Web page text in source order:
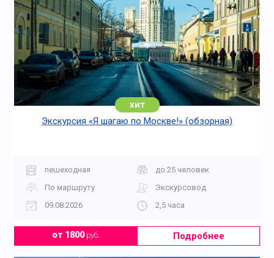
хит
Экскурсия «Я шагаю по Москве!» (обзорная)
пешеходная
до 25 человек
По маршруту
Экскурсовод
09.08.2026
2,5 часа
от 1800руб. Подробнее